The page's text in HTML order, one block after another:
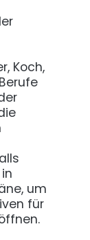
Koch,
um
für